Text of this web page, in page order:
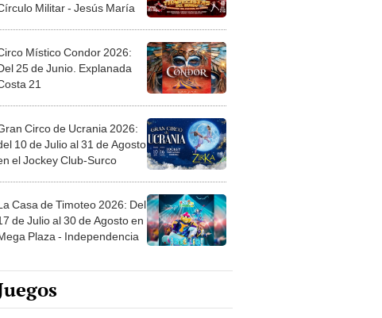
Militar - Jesús María
Místico Condor 2026:
25 de Junio. Explanada
21
Circo de Ucrania 2026:
10 de Julio al 31 de Agosto
el Jockey Club-Surco
Casa de Timoteo 2026: Del
de Julio al 30 de Agosto en
Plaza - Independencia